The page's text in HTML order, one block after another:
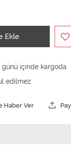
Ekle
günü içinde kargoda
Haber Ver